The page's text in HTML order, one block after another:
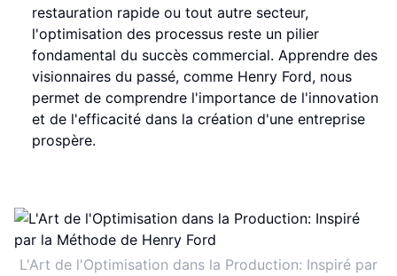
restauration rapide ou tout autre secteur,
l'optimisation des processus reste un pilier
fondamental du succès commercial. Apprendre des
visionnaires du passé, comme Henry Ford, nous
permet de comprendre l'importance de l'innovation
et de l'efficacité dans la création d'une entreprise
prospère.
L'Art de l'Optimisation dans la Production: Inspiré par